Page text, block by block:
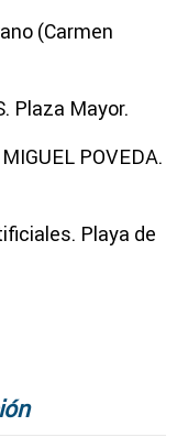
(Carmen
Plaza Mayor.
POVEDA.
Playa de